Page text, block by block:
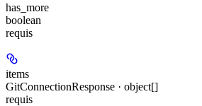
has_more
boolean
requis
items
GitConnectionResponse · object[]
requis